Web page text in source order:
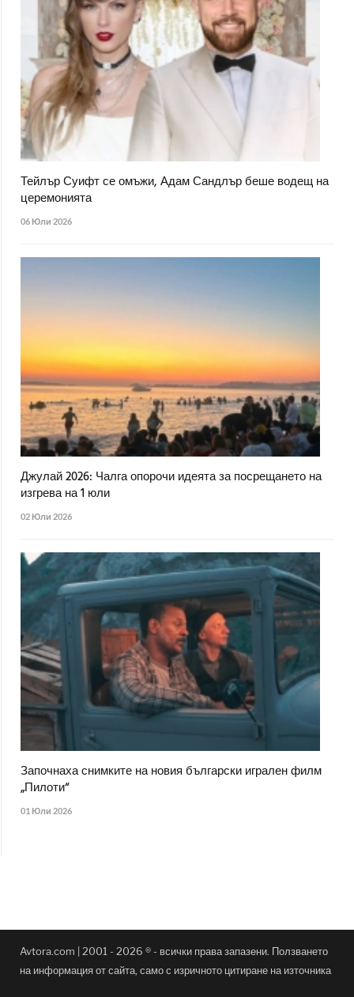
Тейлър Суифт се омъжи, Адам Сандлър беше водещ на
церемонията
06 Юли 2026
Джулай 2026: Чалга опорочи идеята за посрещането на
изгрева на 1 юли
02 Юли 2026
Започнаха снимките на новия български игрален филм
„Пилоти“
01 Юли 2026
Avtora.com | 2001 - 2026 ® - всички права запазени. Ползването
на информация от сайта, само с изричното цитиране на източника